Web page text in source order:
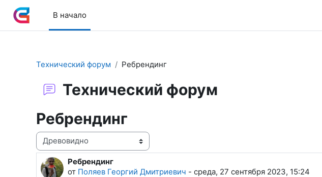
Перейти к основному содержанию
В начало
Технический форум Ребрендинг
Технический форум
Ребрендинг
Режим отображения
Ребрендинг
от Поляев Георгий Дмитриевич - среда, 27 сентября 2023, 15:24
Количество ответов: 3